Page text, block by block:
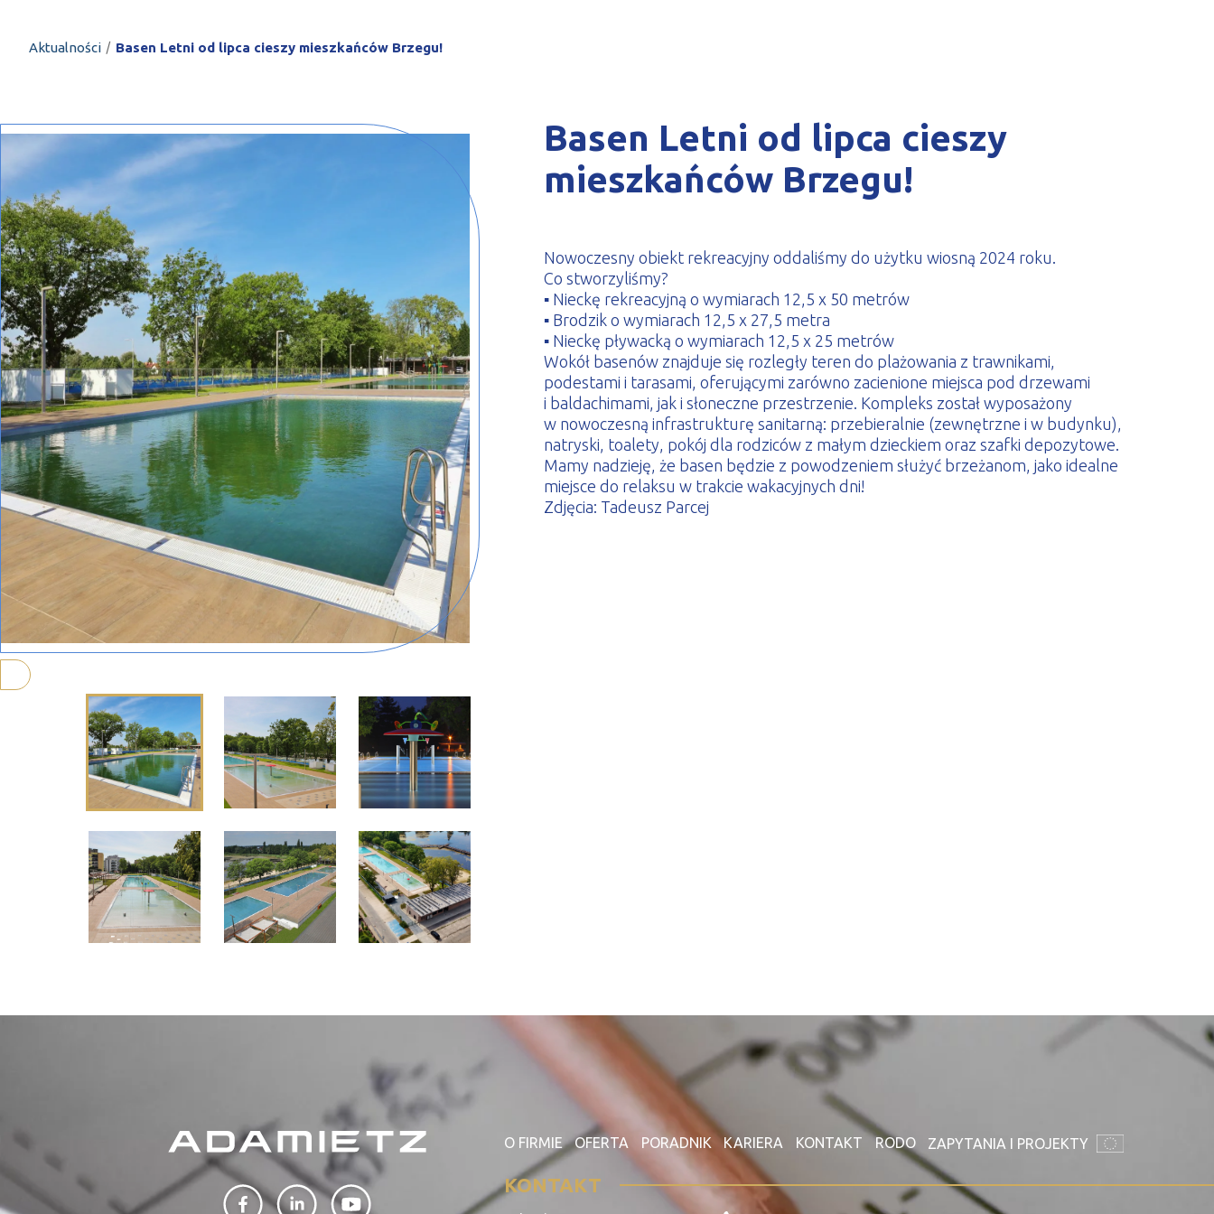
Aktualności / Basen Letni od lipca cieszy mieszkańców Brzegu!
Basen Letni od lipca cieszy
mieszkańców Brzegu!
Nowoczesny obiekt rekreacyjny oddaliśmy do użytku wiosną 2024 roku.
Co stworzyliśmy?
▪ Nieckę rekreacyjną o wymiarach 12,5 x 50 metrów
▪ Brodzik o wymiarach 12,5 x 27,5 metra
▪ Nieckę pływacką o wymiarach 12,5 x 25 metrów
Wokół basenów znajduje się rozległy teren do plażowania z trawnikami,
podestami i tarasami, oferującymi zarówno zacienione miejsca pod drzewami
i baldachimami, jak i słoneczne przestrzenie. Kompleks został wyposażony
w nowoczesną infrastrukturę sanitarną: przebieralnie (zewnętrzne i w budynku),
natryski, toalety, pokój dla rodziców z małym dzieckiem oraz szafki depozytowe.
Mamy nadzieję, że basen będzie z powodzeniem służyć brzeżanom, jako idealne
miejsce do relaksu w trakcie wakacyjnych dni!
Zdjęcia: Tadeusz Parcej
O FIRMIE OFERTA PORADNIK KARIERA KONTAKT RODO ZAPYTANIA I PROJEKTY
KONTAKT